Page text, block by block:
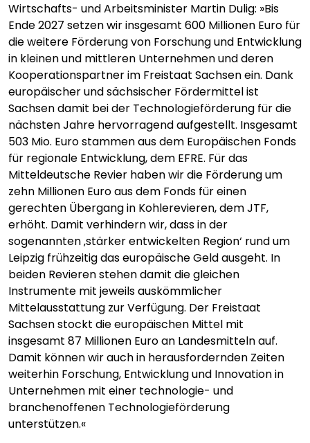
Wirtschafts- und Arbeitsminister Martin Dulig: »Bis
Ende 2027 setzen wir insgesamt 600 Millionen Euro für
die weitere Förderung von Forschung und Entwicklung
in kleinen und mittleren Unternehmen und deren
Kooperationspartner im Freistaat Sachsen ein. Dank
europäischer und sächsischer Fördermittel ist
Sachsen damit bei der Technologieförderung für die
nächsten Jahre hervorragend aufgestellt. Insgesamt
503 Mio. Euro stammen aus dem Europäischen Fonds
für regionale Entwicklung, dem EFRE. Für das
Mitteldeutsche Revier haben wir die Förderung um
zehn Millionen Euro aus dem Fonds für einen
gerechten Übergang in Kohlerevieren, dem JTF,
erhöht. Damit verhindern wir, dass in der
sogenannten ‚stärker entwickelten Region‘ rund um
Leipzig frühzeitig das europäische Geld ausgeht. In
beiden Revieren stehen damit die gleichen
Instrumente mit jeweils auskömmlicher
Mittelausstattung zur Verfügung. Der Freistaat
Sachsen stockt die europäischen Mittel mit
insgesamt 87 Millionen Euro an Landesmitteln auf.
Damit können wir auch in herausfordernden Zeiten
weiterhin Forschung, Entwicklung und Innovation in
Unternehmen mit einer technologie- und
branchenoffenen Technologieförderung
unterstützen.«